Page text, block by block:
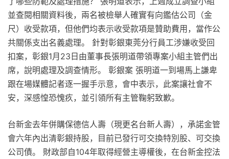
並查閱相關資料後，兩名被檢舉人確實有向鑑估公司（金
尺）收受款項，但他們均表示收受款項是贊助費用，當作公
共關係支出名義處理。 針對彰銀東莞分行員工涉嫌收受回
扣案，彰銀1月23日由董事長張明道帶領專案小組主管們出
席，說明處理及調查情形。 彰銀案 張明道一到場馬上謙卑
跟在場媒體記者逐一握手示意，會中表示，此案讓社會不
安，深感惶恐愧疚，並引領所有主管鞠躬致歉。
台新金去年併購保德信人壽（現更名台新人壽），承諾金管
會六年內出清彰銀持股，目前已發行可交換特別股、可交換
公司債。 財政部自104年取得經營主導權後，在台新金控法